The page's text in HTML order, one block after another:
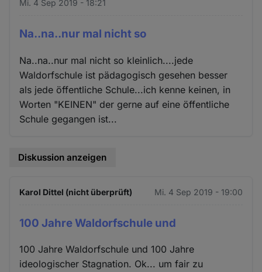
Mi. 4 Sep 2019 - 18:21
Na..na..nur mal nicht so
Na..na..nur mal nicht so kleinlich....jede
Waldorfschule ist pädagogisch gesehen besser
als jede öffentliche Schule...ich kenne keinen, in
Worten "KEINEN" der gerne auf eine öffentliche
Schule gegangen ist...
Diskussion anzeigen
Karol Dittel (nicht überprüft) Mi. 4 Sep 2019 - 19:00
100 Jahre Waldorfschule und
100 Jahre Waldorfschule und 100 Jahre
ideologischer Stagnation. Ok... um fair zu